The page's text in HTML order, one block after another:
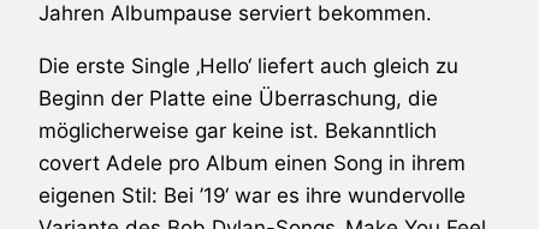
Jahren Albumpause serviert bekommen.
Die erste Single ‚Hello‘ liefert auch gleich zu
Beginn der Platte eine Überraschung, die
möglicherweise gar keine ist. Bekanntlich
covert Adele pro Album einen Song in ihrem
eigenen Stil: Bei ’19‘ war es ihre wundervolle